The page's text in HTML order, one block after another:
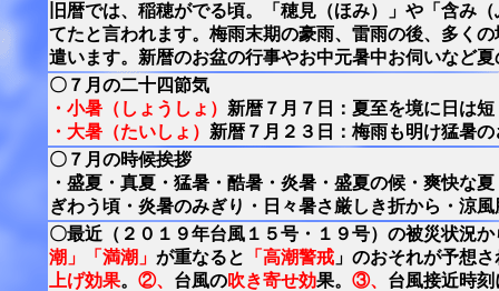
旧暦では、稲穂がでる頃。「穂見（ほみ）」や「含み
てたと言われます。梅雨末期の豪雨、雷雨の後、多く
遣います。新暦のお盆の行事やお中元暑中お伺いなど
〇７月の二十四節気
・小暑（しょうしょ） 新暦７月７日：夏至を境に日は
・大暑（たいしょ） 新暦７月２３日：梅雨も明け猛暑
〇７月の時候挨拶
・盛夏・真夏・猛暑・酷暑・炎暑・盛夏の候・爽快な
ぎわう頃・炎暑のみぎり・日々暑さ厳しき折から・涼
〇最近（２０１９年台風１５号・１９号）の被災状況
潮」「満潮」 が重なると 「高潮警戒 」のおそれが予想
上げ効果。 ②、 台風の吹き寄せ効果。 ③、 台風接近時刻